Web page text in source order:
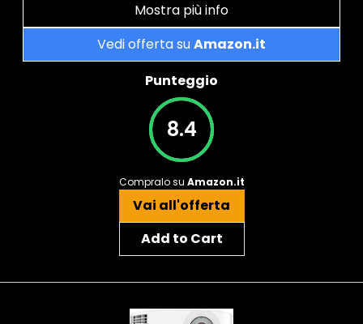
Mostra più info
Vedi offerta suAmazon.it
Punteggio
8.4
Compralo su Amazon.it
Vai all'offerta
Add to Cart